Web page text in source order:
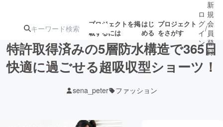
プロジェクトを掲
載するには
はじ
める
プロジェクト
をさがす
ジェクト
ロジェクト
ロ
グ
イ
ン
/
新
規
会
員
登
録
特許取得済みの5層防水構造で365日
快適に過ごせる超吸収型ショーツ！
sena_peter ファッション